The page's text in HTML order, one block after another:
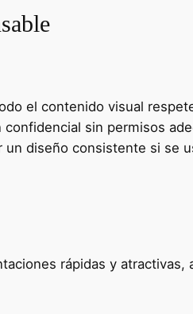
el contenido visual
sin permisos
un diseño consistente si se
rápidas y